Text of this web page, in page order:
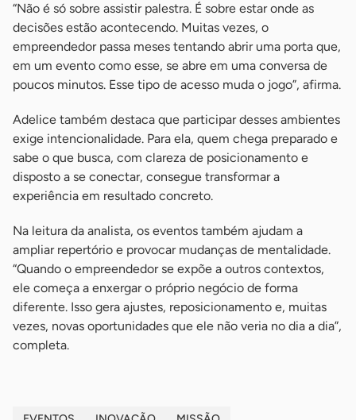
“Não é só sobre assistir palestra. É sobre estar onde as
decisões estão acontecendo. Muitas vezes, o
empreendedor passa meses tentando abrir uma porta que,
em um evento como esse, se abre em uma conversa de
poucos minutos. Esse tipo de acesso muda o jogo”, afirma.
Adelice também destaca que participar desses ambientes
exige intencionalidade. Para ela, quem chega preparado e
sabe o que busca, com clareza de posicionamento e
disposto a se conectar, consegue transformar a
experiência em resultado concreto.
Na leitura da analista, os eventos também ajudam a
ampliar repertório e provocar mudanças de mentalidade.
“Quando o empreendedor se expõe a outros contextos,
ele começa a enxergar o próprio negócio de forma
diferente. Isso gera ajustes, reposicionamento e, muitas
vezes, novas oportunidades que ele não veria no dia a dia”,
completa.